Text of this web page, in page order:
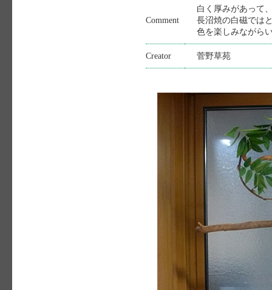
Comment
白く厚みがあって
長沼焼の白磁では
色を楽しみながら
Creator 菅野草苑